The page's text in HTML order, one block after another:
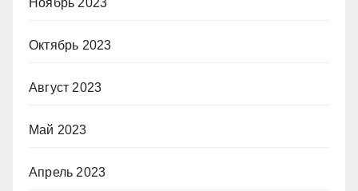
Ноябрь 2023
Октябрь 2023
Август 2023
Май 2023
Апрель 2023